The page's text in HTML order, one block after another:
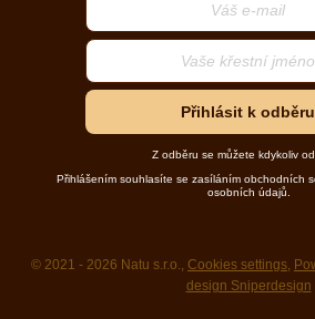
Přihlásit k odběru
Z odběru se můžete kdykoliv
Přihlášením souhlasíte se zasíláním obchodních
osobních údajů.
© 2021 - 2026 Natu s.r.o., Cookies settings,
design Sniperdesign